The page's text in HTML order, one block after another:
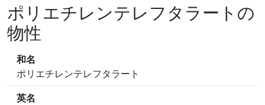
ポリエチレンテレフタラートの
物性
和名
ポリエチレンテレフタラート
英名